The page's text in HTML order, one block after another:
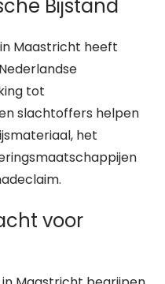
Bijstand
Maastricht heeft
tot
slachtoffers helpen
het
voor